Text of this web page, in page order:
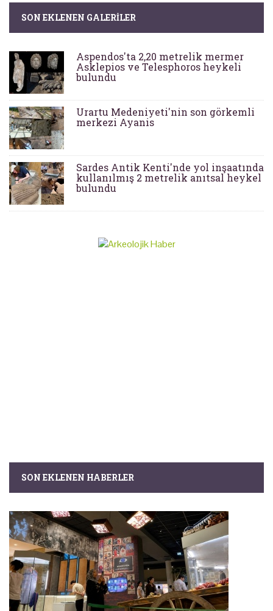
SON EKLENEN GALERILER
Aspendos'ta 2,20 metrelik mermer
Asklepios ve Telesphoros heykeli
bulundu
Urartu Medeniyeti'nin son görkemli
merkezi Ayanis
Sardes Antik Kenti'nde yol inşaatında
kullanılmış 2 metrelik anıtsal heykel
bulundu
SON EKLENEN HABERLER